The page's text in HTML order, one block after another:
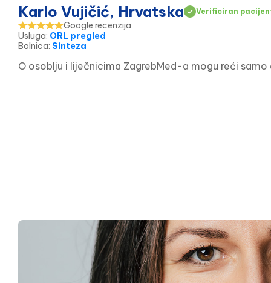
Karlo Vujičić, Hrvatska Verificiran
Google recenzija
Usluga: ORL pregled
Bolnica: Sinteza
O osoblju i liječnicima ZagrebMed-a mogu reći